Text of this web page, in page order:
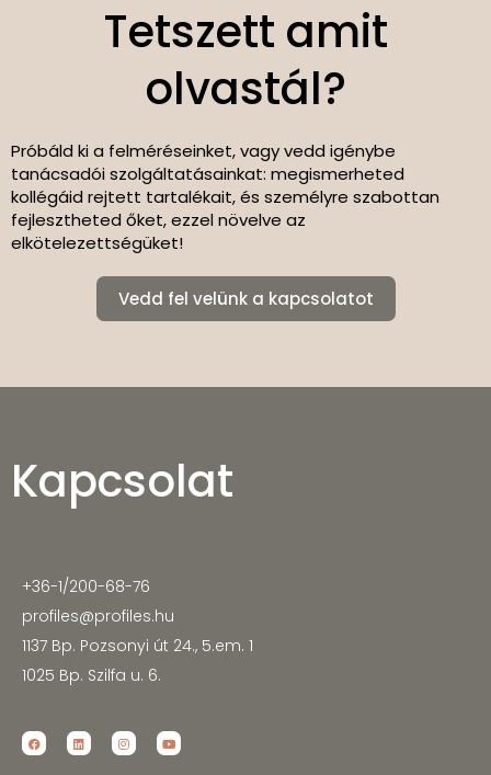
Tetszett amit
olvastál?
Próbáld ki a felméréseinket, vagy vedd igénybe
tanácsadói szolgáltatásainkat: megismerheted
kollégáid rejtett tartalékait, és személyre szabottan
fejlesztheted őket, ezzel növelve az
elkötelezettségüket!
Vedd fel velünk a kapcsolatot
Kapcsolat
+36-1/200-68-76
profiles@profiles.hu
1137 Bp. Pozsonyi út 24., 5.em. 1
1025 Bp. Szilfa u. 6.